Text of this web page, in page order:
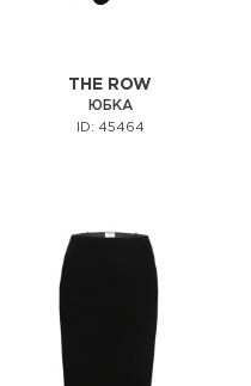
THE ROW
ЮБКА
ID: 45464